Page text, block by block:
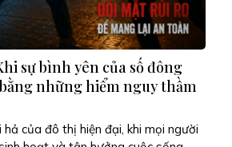
sự bình yên của số đông
những hiểm nguy thầm
của đô thị hiện đại, khi mọi người